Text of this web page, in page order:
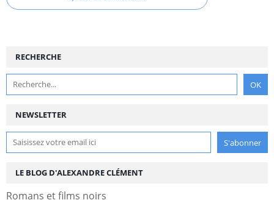
NEWSLETTER
RECHERCHE
LE BLOG D'ALEXANDRE CLÉMENT
Romans et films noirs